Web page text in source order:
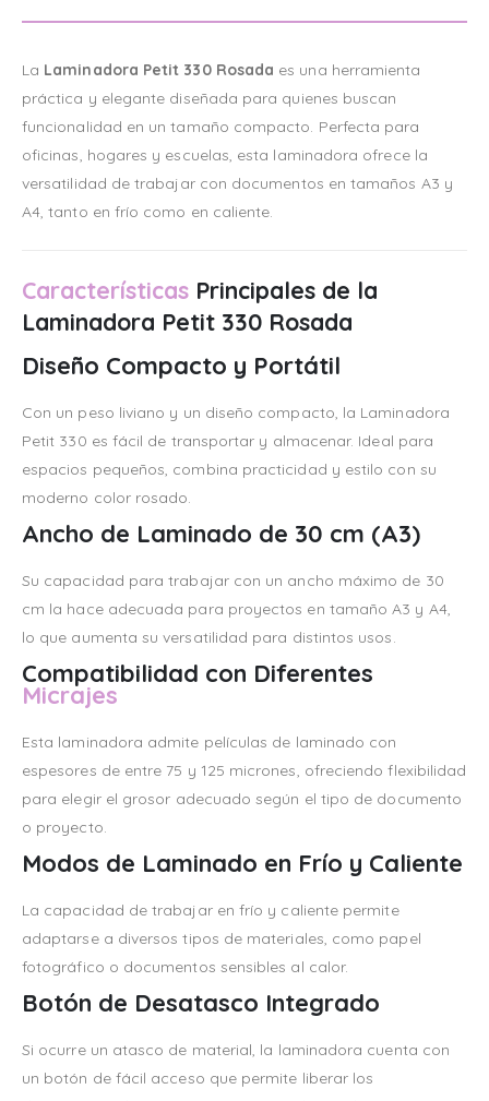
La Laminadora Petit 330 Rosada es una herramienta
práctica y elegante diseñada para quienes buscan
funcionalidad en un tamaño compacto. Perfecta para
oficinas, hogares y escuelas, esta laminadora ofrece la
versatilidad de trabajar con documentos en tamaños A3 y
A4, tanto en frío como en caliente.
Características Principales de la
Laminadora Petit 330 Rosada
Diseño Compacto y Portátil
Con un peso liviano y un diseño compacto, la Laminadora
Petit 330 es fácil de transportar y almacenar. Ideal para
espacios pequeños, combina practicidad y estilo con su
moderno color rosado.
Ancho de Laminado de 30 cm (A3)
Su capacidad para trabajar con un ancho máximo de 30
cm la hace adecuada para proyectos en tamaño A3 y A4,
lo que aumenta su versatilidad para distintos usos.
Compatibilidad con Diferentes
Micrajes
Esta laminadora admite películas de laminado con
espesores de entre 75 y 125 micrones, ofreciendo flexibilidad
para elegir el grosor adecuado según el tipo de documento
o proyecto.
Modos de Laminado en Frío y Caliente
La capacidad de trabajar en frío y caliente permite
adaptarse a diversos tipos de materiales, como papel
fotográfico o documentos sensibles al calor.
Botón de Desatasco Integrado
Si ocurre un atasco de material, la laminadora cuenta con
un botón de fácil acceso que permite liberar los